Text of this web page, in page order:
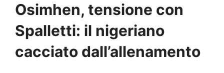
Osimhen, tensione con
Spalletti: il nigeriano
cacciato dall’allenamento